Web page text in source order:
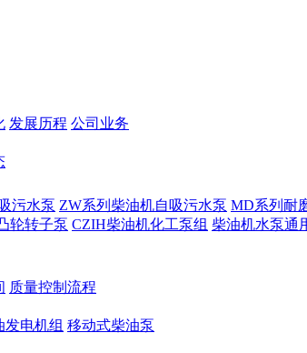
发展历程 公司业务
污水泵 ZW系列柴油机自吸污水泵 MD系列耐
轮转子泵 CZIH柴油机化工泵组 柴油机水泵通
质量控制流程
发电机组 移动式柴油泵